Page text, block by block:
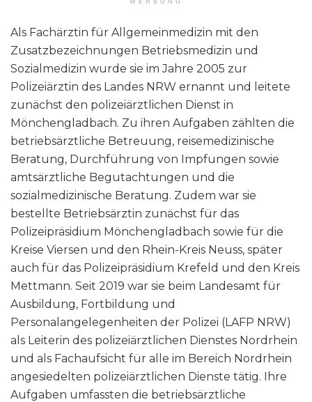
Als Fachärztin für Allgemeinmedizin mit den
Zusatzbezeichnungen Betriebsmedizin und
Sozialmedizin wurde sie im Jahre 2005 zur
Polizeiärztin des Landes NRW ernannt und leitete
zunächst den polizeiärztlichen Dienst in
Mönchengladbach. Zu ihren Aufgaben zählten die
betriebsärztliche Betreuung, reisemedizinische
Beratung, Durchführung von Impfungen sowie
amtsärztliche Begutachtungen und die
sozialmedizinische Beratung. Zudem war sie
bestellte Betriebsärztin zunächst für das
Polizeipräsidium Mönchengladbach sowie für die
Kreise Viersen und den Rhein-Kreis Neuss, später
auch für das Polizeipräsidium Krefeld und den Kreis
Mettmann. Seit 2019 war sie beim Landesamt für
Ausbildung, Fortbildung und
Personalangelegenheiten der Polizei (LAFP NRW)
als Leiterin des polizeiärztlichen Dienstes Nordrhein
und als Fachaufsicht für alle im Bereich Nordrhein
angesiedelten polizeiärztlichen Dienste tätig. Ihre
Aufgaben umfassten die betriebsärztliche